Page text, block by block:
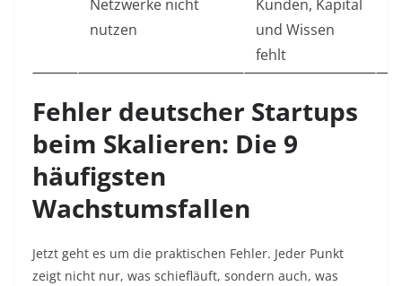
Netzwerke nicht
nutzen
Kunden, Kapital
und Wissen
fehlt
Fehler deutscher Startups
beim Skalieren: Die 9
häufigsten
Wachstumsfallen
Jetzt geht es um die praktischen Fehler. Jeder Punkt
zeigt nicht nur, was schiefläuft, sondern auch, was